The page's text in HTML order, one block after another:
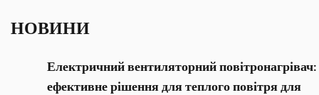
НОВИНИ
Електричний вентиляторний повітронагрівач:
ефективне рішення для теплого повітря для